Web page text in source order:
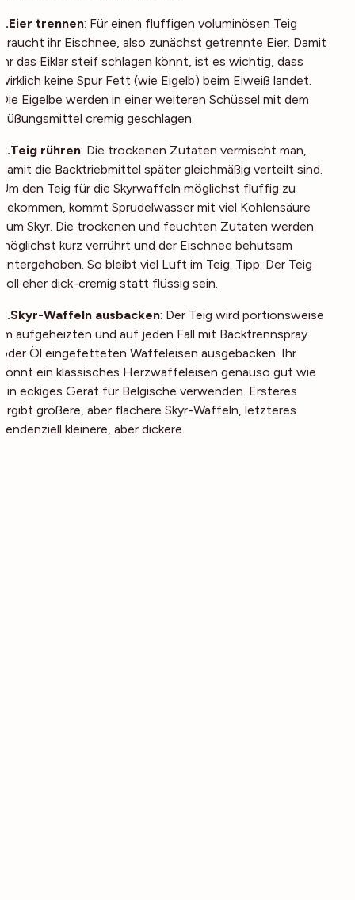
1.Eier trennen: Für einen fluffigen voluminösen Teig
braucht ihr Eischnee, also zunächst getrennte Eier. Damit
ihr das Eiklar steif schlagen könnt, ist es wichtig, dass
wirklich keine Spur Fett (wie Eigelb) beim Eiweiß landet.
Die Eigelbe werden in einer weiteren Schüssel mit dem
Süßungsmittel cremig geschlagen.
2.Teig rühren: Die trockenen Zutaten vermischt man,
damit die Backtriebmittel später gleichmäßig verteilt sind.
Um den Teig für die Skyrwaffeln möglichst fluffig zu
bekommen, kommt Sprudelwasser mit viel Kohlensäure
zum Skyr. Die trockenen und feuchten Zutaten werden
möglichst kurz verrührt und der Eischnee behutsam
untergehoben. So bleibt viel Luft im Teig. Tipp: Der Teig
soll eher dick-cremig statt flüssig sein.
3.Skyr-Waffeln ausbacken: Der Teig wird portionsweise
im aufgeheizten und auf jeden Fall mit Backtrennspray
oder Öl eingefetteten Waffeleisen ausgebacken. Ihr
könnt ein klassisches Herzwaffeleisen genauso gut wie
ein eckiges Gerät für Belgische verwenden. Ersteres
ergibt größere, aber flachere Skyr-Waffeln, letzteres
tendenziell kleinere, aber dickere.